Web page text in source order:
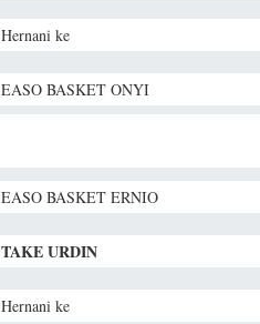
Hernani ke
EASO BASKET ONYI
EASO BASKET ERNIO
TAKE URDIN
Hernani ke